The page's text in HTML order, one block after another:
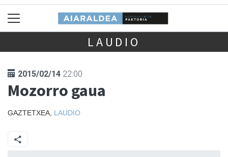
LAUDIO
2015/02/14 22:00
Mozorro gaua
GAZTETXEA, LAUDIO